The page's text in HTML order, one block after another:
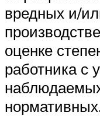
вредных и/
оценке
работника с